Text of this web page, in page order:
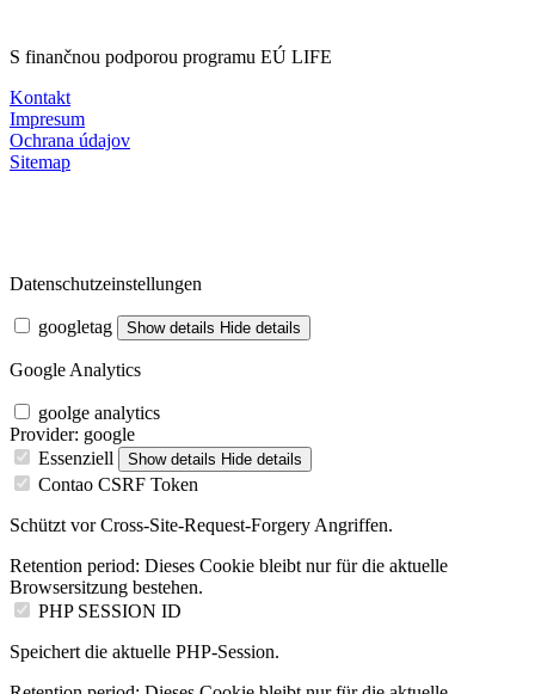
S finančnou podporou programu EÚ LIFE
Kontakt
Impresum
Ochrana údajov
Sitemap
Datenschutzeinstellungen
googletag Show details Hide details
Google Analytics
goolge analytics
Provider: google
Essenziell
Show details Hide details
Contao CSRF Token
Schützt vor Cross-Site-Request-Forgery Angriffen.
Retention period: Dieses Cookie bleibt nur für die aktuelle
Browsersitzung bestehen.
PHP SESSION ID
Speichert die aktuelle PHP-Session.